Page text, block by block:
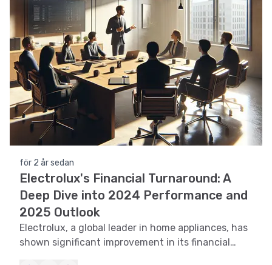
för 2 år sedan
Electrolux's Financial Turnaround: A
Deep Dive into 2024 Performance and
2025 Outlook
Electrolux, a global leader in home appliances, has
shown significant improvement in its financial